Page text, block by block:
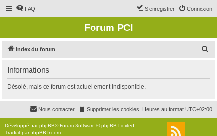
FAQ Connexion
S’enregistrer
Forum PCI
Index du forum
r
c
Informations
Désolé, mais ce forum est actuellement indisponible.
Heures au format UTC+02:00
Supprimer les cookies
Nous contacter
Développé parphpBB® Forum Software © phpBB Limited
Traduit parphpBB-fr.com